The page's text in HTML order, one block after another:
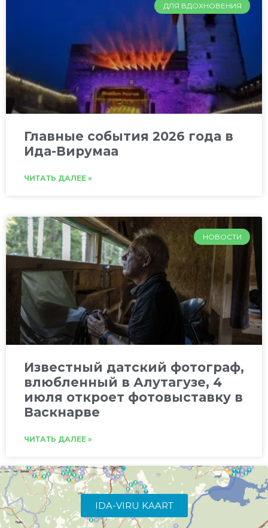
ДЛЯ ВДОХНОВЕНИЯ
Главные события 2026 года в
Ида-Вирумаа
ЧИТАТЬ ДАЛЕЕ »
НОВОСТИ
Известный датский фотограф,
влюбленный в Алутагузе, 4
июля откроет фотовыставку в
Васкнарве
ЧИТАТЬ ДАЛЕЕ »
IDA-VIRU KAART